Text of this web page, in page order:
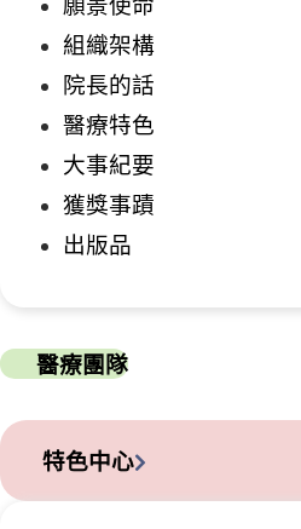
組織架構
院長的話
醫療特色
大事紀要
獲獎事蹟
出版品
醫療團隊
特色中心